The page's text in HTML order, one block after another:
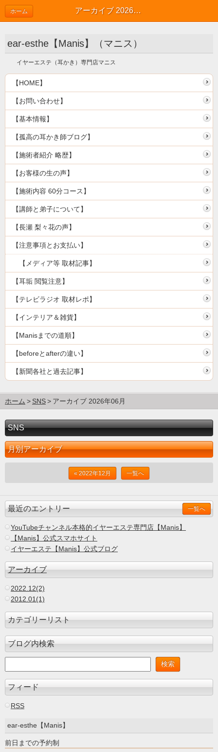
アーカイブ 2026年06月 | SNS
ホーム
ear-esthe【Manis】（マニス）
イヤーエステ（耳かき）専門店マニス
【HOME】
【お問い合わせ】
【基本情報】
【孤高の耳かき師ブログ】
【施術者紹介 略歴】
【お客様の生の声】
【施術内容 60分コース】
【講師と弟子について】
【長瀬 梨々花の声】
【注意事項とお支払い】
【メディア等 取材記事】
【耳垢 閲覧注意】
【テレビラジオ 取材レポ】
【インテリア＆雑貨】
【Manisまでの道順】
【beforeとafterの違い】
【新聞各社と過去記事】
ホーム SNS アーカイブ 2026年06月
SNS
月別アーカイブ
« 2022年12月 一覧へ
最近のエントリー 一覧へ
YouTubeチャンネル本格的イヤーエステ専門店【Manis】
【Manis】公式スマホサイト
イヤーエステ【Manis】公式ブログ
アーカイブ
2022.12(2)
2012.01(1)
カテゴリーリスト
ブログ内検索
フィード
RSS
ear-esthe【Manis】
前日までの予約制